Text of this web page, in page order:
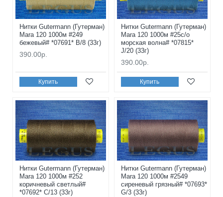
Нитки Gutermann (Гутерман)
Mara 120 1000м #249
бежевый# *07691* B/8 (33г)
390.00р.
Купить
Нитки Gutermann (Гутерман)
Mara 120 1000м #25с/о
морская волна# *07815*
J/20 (33г)
390.00р.
Купить
Нитки Gutermann (Гутерман)
Mara 120 1000м #252
коричневый светлый#
*07692* C/13 (33г)
Нитки Gutermann (Гутерман)
Mara 120 1000м #2549
сиреневый грязный# *07693*
G/3 (33г)